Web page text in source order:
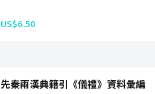
US$6.50
先秦兩漢典籍引《儀禮》資料彙編